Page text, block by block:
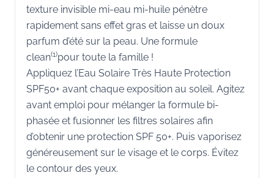
texture invisible mi-eau mi-huile pénètre
rapidement sans effet gras et laisse un doux
parfum d’été sur la peau. Une formule
clean(1)pour toute la famille !
Appliquez l’Eau Solaire Très Haute Protection
SPF50+ avant chaque exposition au soleil. Agitez
avant emploi pour mélanger la formule bi-
phasée et fusionner les filtres solaires afin
d’obtenir une protection SPF 50+. Puis vaporisez
généreusement sur le visage et le corps. Évitez
le contour des yeux.